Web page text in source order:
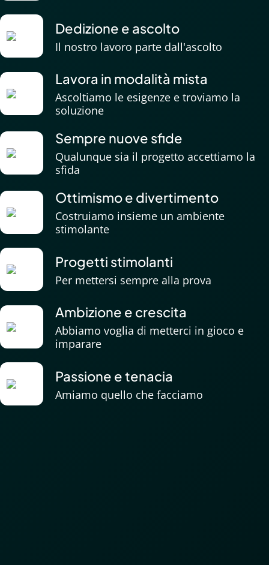
Dedizione e ascolto
Il nostro lavoro parte dall'ascolto
Lavora in modalità mista
Ascoltiamo le esigenze e troviamo la
soluzione
Sempre nuove sfide
Qualunque sia il progetto accettiamo la
sfida
Ottimismo e divertimento
Costruiamo insieme un ambiente
stimolante
Progetti stimolanti
Per mettersi sempre alla prova
Ambizione e crescita
Abbiamo voglia di metterci in gioco e
imparare
Passione e tenacia
Amiamo quello che facciamo